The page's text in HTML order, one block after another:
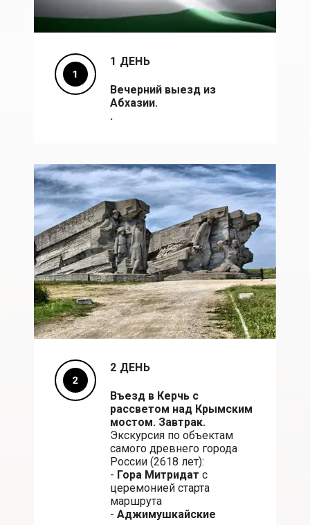
1 ДЕНЬ
Вечерний выезд из
Абхазии.
.
2 ДЕНЬ
Въезд в Керчь с
рассветом над Крымским
мостом. Завтрак.
Экскурсия по объектам
самого древнего города
России (2618 лет):
- Гора Митридат с
церемонией старта
маршрута
- Аджимушкайские